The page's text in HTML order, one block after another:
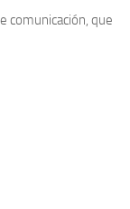
comunicación, que